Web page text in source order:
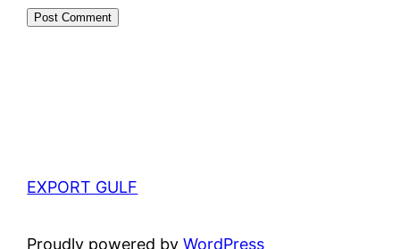
EXPORT GULF
Proudly powered byWordPress